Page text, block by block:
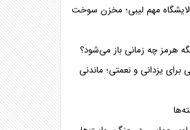
مهم لیبی؛ مخزن سوخت
هرمز چه زمانی باز می‌شود؟
یزدانی و نعمتی؛ ماندنی